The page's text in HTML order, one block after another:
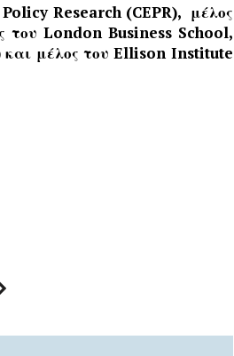
Research (CEPR), μέλος
London Business School,
μέλος του Ellison Institute